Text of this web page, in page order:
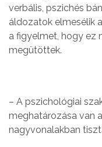
verbális, pszichés
áldozatok elmesélik
a figyelmet, hogy ez
megütöttek.
– A pszichológiai
meghatározása van
nagyvonalakban